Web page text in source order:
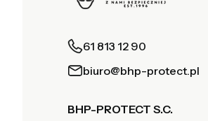
61 813 12 90
biuro@bhp-protect.pl
BHP-PROTECT S.C.